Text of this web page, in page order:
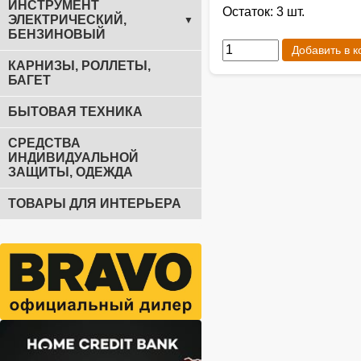
ИНСТРУМЕНТ
ЭЛЕКТРИЧЕСКИЙ,
БЕНЗИНОВЫЙ
▼
КАРНИЗЫ, РОЛЛЕТЫ,
БАГЕТ
БЫТОВАЯ ТЕХНИКА
СРЕДСТВА
ИНДИВИДУАЛЬНОЙ
ЗАЩИТЫ, ОДЕЖДА
ТОВАРЫ ДЛЯ ИНТЕРЬЕРА
Остаток: 3 шт.
Добавить в